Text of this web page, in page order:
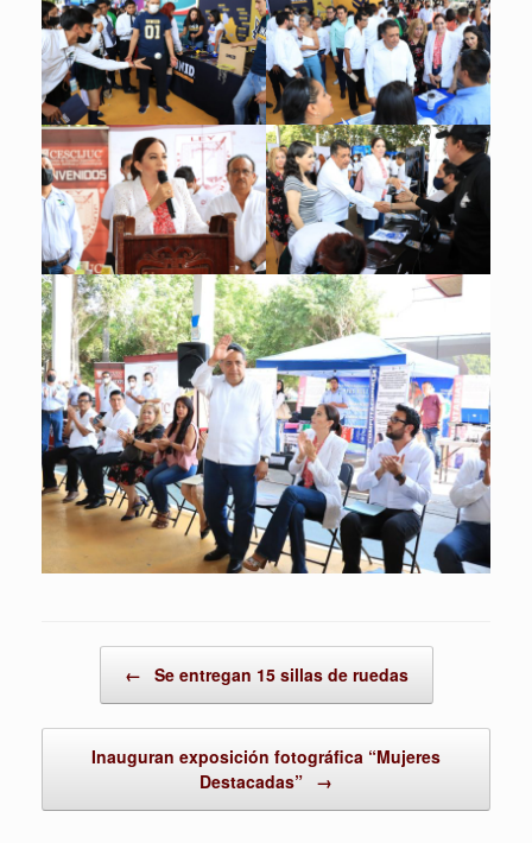
← Se entregan 15 sillas de ruedas
Inauguran exposición fotográfica “Mujeres
Destacadas” →